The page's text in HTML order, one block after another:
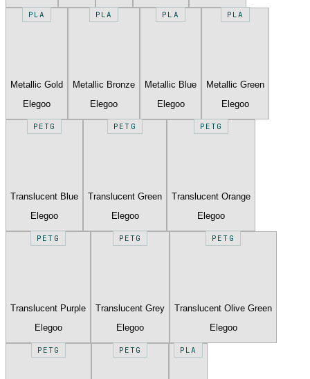
PLA
Metallic Gold
Elegoo
PLA
Metallic Bronze
Elegoo
PLA
Metallic Blue
Elegoo
PLA
Metallic Green
Elegoo
PETG
Translucent Blue
Elegoo
PETG
Translucent Green
Elegoo
PETG
Translucent Orange
Elegoo
PETG
Translucent Purple
Elegoo
PETG
Translucent Grey
Elegoo
PETG
Translucent Olive Green
Elegoo
PETG PETG PLA